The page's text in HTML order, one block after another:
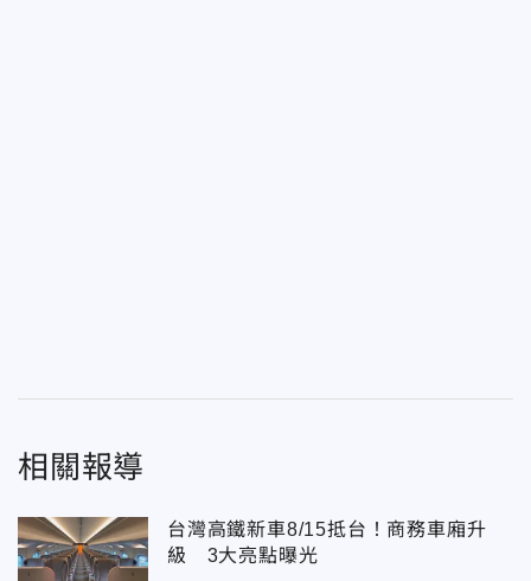
相關報導
台灣高鐵新車8/15抵台！商務車廂升
級 3大亮點曝光